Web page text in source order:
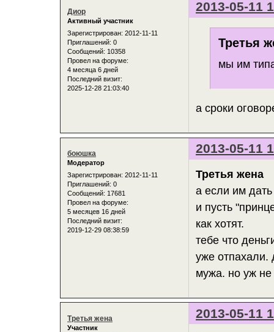
2013-05-11
Диор
Активный участник
Зарегистрирован: 2012-11-11
Приглашений: 0
Сообщений: 10358
Провел на форуме:
4 месяца 6 дней
Последний визит:
2025-12-28 21:03:40
Третья
мы им
а сроки
2013-05-11
боюшка
Модератор
Зарегистрирован: 2012-11-11
Приглашений: 0
Сообщений: 17681
Провел на форуме:
5 месяцев 16 дней
Последний визит:
2019-12-29 08:38:59
Третья жена
а если им
и пусть
как хотят.
тебе что
уже отпахали.
мужа. но уж не
2013-05-11
Третья жена
Участник